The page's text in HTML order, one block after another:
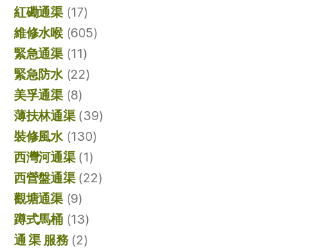
紅磡通渠(17)
維修水喉(605)
緊急通渠(11)
緊急防水(22)
美孚通渠(8)
薄扶林通渠(39)
裝修風水(130)
西灣河通渠(1)
西營盤通渠(22)
觀塘通渠(9)
蹲式馬桶(13)
通 渠 服務(2)